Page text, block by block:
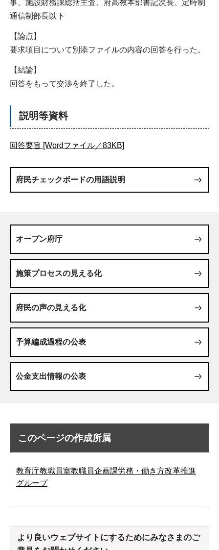
事、施設財務課総括主査、府高教本部書記次長、定時制
通信制部長以下
【論点】
要求項目について別添ファイルの内容の回答を行った。
【結論】
回答をもって交渉を終了した。
説明等資料
回答要旨 [Wordファイル／83KB]
府民チェックボードの用語説明
オープン府庁
施策プロセスの見える化
府民の声の見える化
予算編成過程の公表
公金支出情報の公表
このページの作成所属
教育庁教職員室教職員企画課労務・働き方改革推進
グループ
より良いウェブサイトにするためにみなさまのご